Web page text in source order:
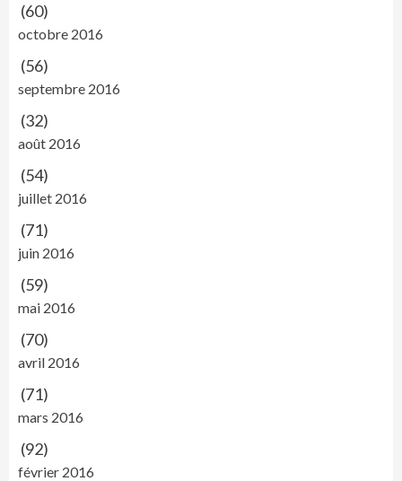
(60)
octobre 2016
(56)
septembre 2016
(32)
août 2016
(54)
juillet 2016
(71)
juin 2016
(59)
mai 2016
(70)
avril 2016
(71)
mars 2016
(92)
février 2016